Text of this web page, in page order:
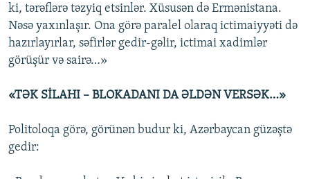
ki, tərəflərə təzyiq etsinlər. Xüsusən də Ermənistana.
Nəsə yaxınlaşır. Ona görə paralel olaraq ictimaiyyəti də
hazırlayırlar, səfirlər gedir-gəlir, ictimai xadimlər
görüşür və sairə…»
«TƏK SİLAHI – BLOKADANI DA ƏLDƏN VERSƏK…»
Politoloqa görə, görünən budur ki, Azərbaycan güzəştə
gedir: